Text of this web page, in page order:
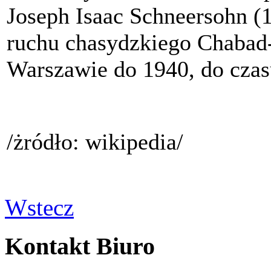
Joseph Isaac Schneersohn
ruchu chasydzkiego
Warszawie do 1940, do
/żródło: wikipedia/
Wstecz
Kontakt Biuro